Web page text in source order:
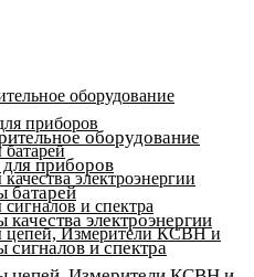
оборудование
приборов
электроэнергии
и спектра
цепей, Измерители КСВН и
оборудование
приборов
батарей
качества электроэнергии
сигналов и спектра